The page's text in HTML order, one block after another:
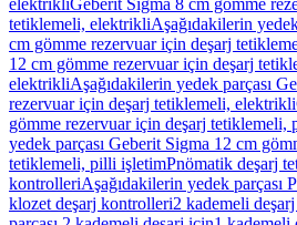
elektrikliGeberit Sigma 8 cm gömme
tetiklemeli, elektrikliAşağıdakilerin
cm gömme rezervuar için deşarj
12 cm gömme rezervuar için deşarj
elektrikliAşağıdakilerin yedek parçası
rezervuar için deşarj tetiklemeli, elektrikli
gömme rezervuar için deşarj tetiklemeli,
yedek parçası Geberit Sigma 12 cm
tetiklemeli, pilli işletimPnömatik deşarj
kontrolleriAşağıdakilerin yedek parçası
klozet deşarj kontrolleri2 kademeli